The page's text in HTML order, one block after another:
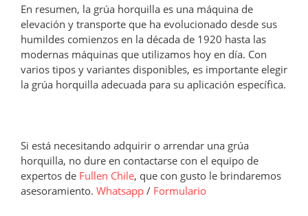
En resumen, la grúa horquilla es una máquina de
elevación y transporte que ha evolucionado desde sus
humildes comienzos en la década de 1920 hasta las
modernas máquinas que utilizamos hoy en día. Con
varios tipos y variantes disponibles, es importante elegir
la grúa horquilla adecuada para su aplicación específica.
Si está necesitando adquirir o arrendar una grúa
horquilla, no dure en contactarse con el equipo de
expertos de Fullen Chile, que con gusto le brindaremos
asesoramiento. Whatsapp / Formulario